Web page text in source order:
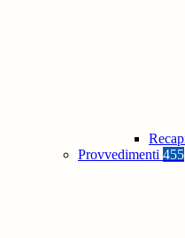
Provvedimenti 455